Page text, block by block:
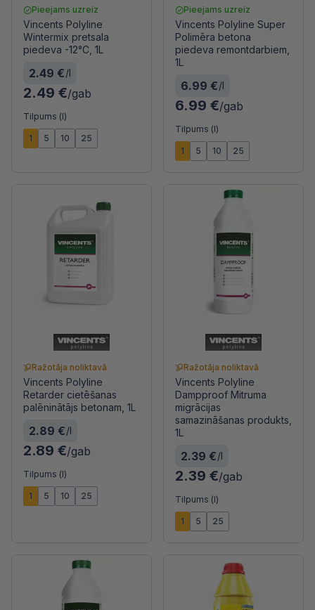
Pieejams uzreiz
Vincents Polyline
Wintermix pretsala
piedeva -12°C, 1L
2.49 €/l
2.49 €/gab
Tilpums (l)
1 5 10 25
Pieejams uzreiz
Vincents Polyline Super
Polimēra betona
piedeva remontdarbiem,
1L
6.99 €/l
6.99 €/gab
Tilpums (l)
1 5 10 25
Ražotāja noliktavā
Vincents Polyline
Retarder cietēšanas
palēninātājs betonam, 1L
2.89 €/l
2.89 €/gab
Tilpums (l)
1 5 10 25
Ražotāja noliktavā
Vincents Polyline
Dampproof Mitruma
migrācijas
samazināšanas produkts,
1L
2.39 €/l
2.39 €/gab
Tilpums (l)
1 5 25